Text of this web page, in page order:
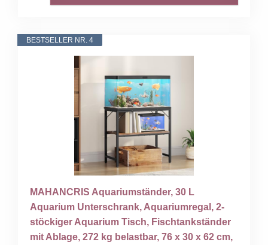
BESTSELLER NR. 4
MAHANCRIS Aquariumständer, 30 L
Aquarium Unterschrank, Aquariumregal, 2-
stöckiger Aquarium Tisch, Fischtankständer
mit Ablage, 272 kg belastbar, 76 x 30 x 62 cm,